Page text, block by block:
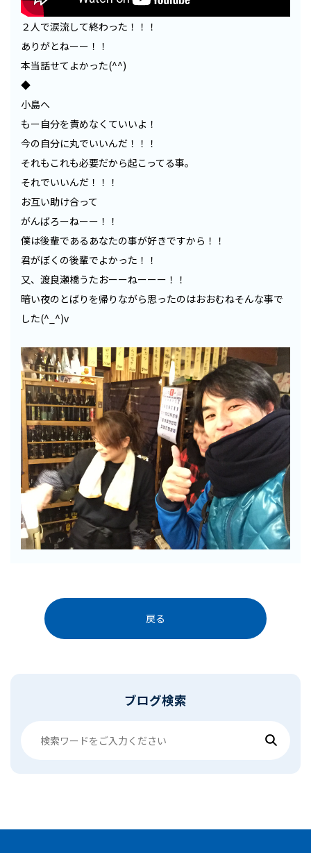
２人で涙流して終わった！！！
ありがとねーー！！
本当話せてよかった(^^)
◆
小島へ
もー自分を責めなくていいよ！
今の自分に丸でいいんだ！！！
それもこれも必要だから起こってる事。
それでいいんだ！！！
お互い助け合って
がんばろーねーー！！
僕は後輩であるあなたの事が好きですから！！
君がぼくの後輩でよかった！！
又、渡良瀬橋うたおーーねーーー！！
暗い夜のとばりを帰りながら思ったのはおおむねそんな事で
した(^_^)v
戻る
ブログ検索